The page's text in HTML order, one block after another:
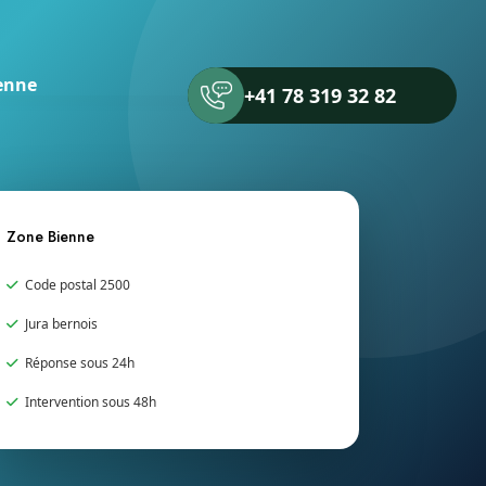
+41 78 319 32 82
Zone Bienne
Code postal 2500
Jura bernois
Réponse sous 24h
Intervention sous 48h